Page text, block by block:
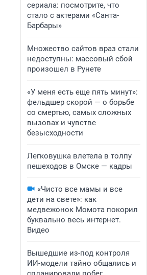
сериала: посмотрите, что
стало с актерами «Санта-
Барбары»
Множество сайтов враз стали
недоступны: массовый сбой
произошел в Рунете
«У меня есть еще пять минут»:
фельдшер скорой — о борьбе
со смертью, самых сложных
вызовах и чувстве
безысходности
Легковушка влетела в толпу
пешеходов в Омске — кадры
«Чисто все мамы и все
дети на свете»: как
медвежонок Момота покорил
буквально весь интернет.
Видео
Вышедшие из-под контроля
ИИ-модели тайно общались и